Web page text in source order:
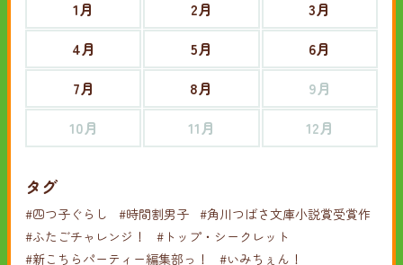
1月 2月
3月
4月
5月
6月
7月
8月
9月
10月
11月 12月
タグ
#四つ子ぐらし #時間割男子 #角川つばさ文庫小説賞受賞作
#ふたごチャレンジ！
#トップ・シークレット
#新こちらパーティー編集部っ！
#いみちぇん！